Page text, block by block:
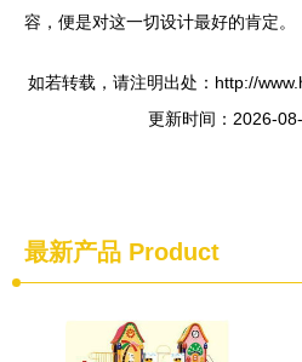
容，便是对这一切设计最好的肯定。
如若转载，请注明出处：http://
更新时间：2026-
最新产品 Product